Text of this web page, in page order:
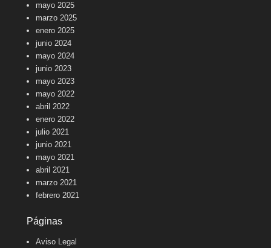
mayo 2025
marzo 2025
enero 2025
junio 2024
mayo 2024
junio 2023
mayo 2023
mayo 2022
abril 2022
enero 2022
julio 2021
junio 2021
mayo 2021
abril 2021
marzo 2021
febrero 2021
Páginas
Aviso Legal